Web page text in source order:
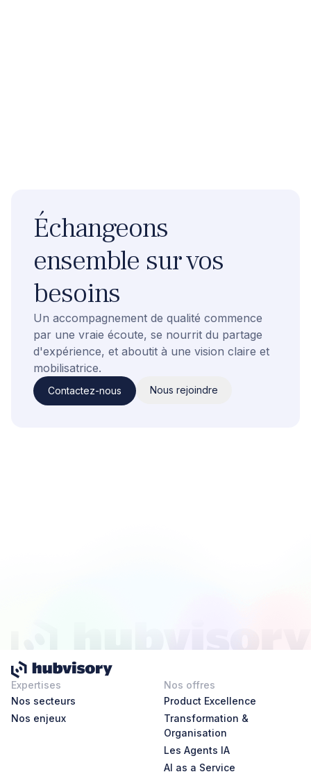
Échangeons
ensemble sur vos
besoins
Un accompagnement de qualité commence
par une vraie écoute, se nourrit du partage
d'expérience, et aboutit à une vision claire et
mobilisatrice.
Contactez-nous Nous rejoindre
Expertises
Nos secteurs
Nos enjeux
Nos offres
Product Excellence
Transformation &
Organisation
Les Agents IA
AI as a Service